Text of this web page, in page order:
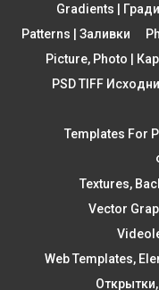
Gradients |
Patterns | Заливки
Picture, Photo |
PSD TIFF
Templates For
Textures,
Vector
Web Templates,